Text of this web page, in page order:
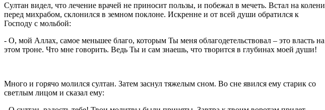
Султан видел, что лечение врачей не приносит пользы, и побежал в мечеть. Встал на колени
перед михрабом, склонился в земном поклоне. Искренне и от всей души обратился к
Господу с мольбой:
- О, мой Аллах, самое меньшее благо, которым Ты меня облагодетельствовал – это власть на
этом троне. Что мне говорить. Ведь Ты и сам знаешь, что творится в глубинах моей души!
Много и горячо молился султан. Затем заснул тяжелым сном. Во сне явился ему старик со
светлым лицом и сказал ему: